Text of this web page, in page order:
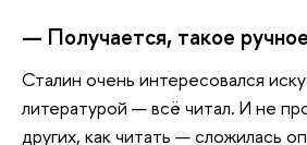
— Получается, такое
Сталин очень интересовался
литературой — всё читал. И не
других, как читать — сложилась